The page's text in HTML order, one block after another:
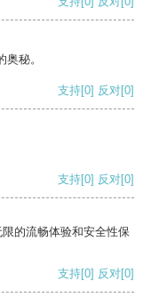
秘。
支持[0] 反对[0]
支持[0] 反对[0]
的流畅体验和安全性保
支持[0] 反对[0]